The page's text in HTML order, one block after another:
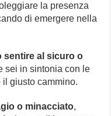
la presenza
di emergere nella
sentire al sicuro o
sei in sintonia con le
giusto cammino.
o minacciato,